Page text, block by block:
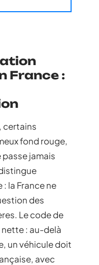
France :
certains
fond rouge,
jamais
la France ne
des
Le code de
: au-delà
un véhicule doit
avec